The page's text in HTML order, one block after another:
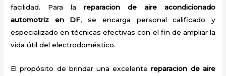
facilidad. Para la reparacion de aire acondicionado
automotriz en DF, se encarga personal calificado y
especializado en técnicas efectivas con el fin de ampliar la
vida útil del electrodoméstico.
El propósito de brindar una excelentereparacion de aire